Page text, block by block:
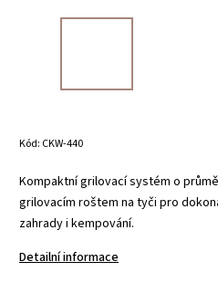
Kód: CKW-440
Kompaktní grilovací systém o
grilovacím roštem na tyči pro
zahrady i kempování.
Detailní informace